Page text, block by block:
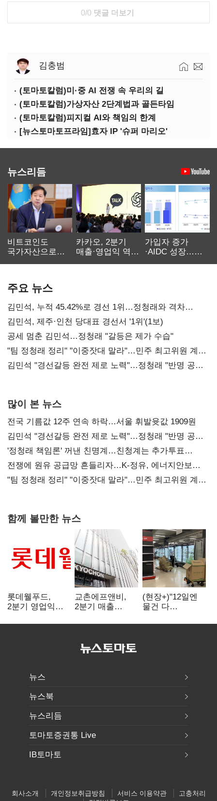
0/0 댓글 더보기
김충범
(토마토칼럼)미·중 AI 전쟁 속 우리의 길
(토마토칼럼)가상자산 2단계법과 골든타임
(토마토칼럼)피지컬 AI와 책임의 한계
[뉴스토마토프라임]효자 IP '슈퍼 마리오'
뉴스리듬
비트코인도
국가자산으로…'
카카오, 2분기
매출·영업익 역대
가입자 증가
·AIDC 성장…
주요 뉴스
김민석, 누적 45.42%로 경선 1위…정청래와 격차
0.86%p(2보)
김민석, 제주·인천 당대표 경선서 '1위'(1보)
공세 멈춘 김민석…정청래 "갈등은 제가 수습"
"팀 정청래 정리" "이중잣대 말라"…민주 최고위원 계파
다툼 격화
김민석 "경선갈등 완전 제로 노력"…정청래 "반명 공세
많이 본 뉴스
전국 기름값 12주 연속 하락…서울 휘발윳값 1909원
김민석 "경선갈등 완전 제로 노력"…정청래 "반명 공세
사과부터"
'정청래 책임론' 꺼낸 친명계…친청계는 추가투표
때리기
전쟁에 원유 공급망 흔들리자…K-정유, 에너지안보
핵심으로 재부상
"팀 정청래 정리" "이중잣대 말라"…민주 최고위원 계파
함께 볼만한 뉴스
롯데웰푸드,
2분기 영업익
사업이 실적 견인
교촌에프앤비,
2분기 매출
전년보다 4.9%↑
(현장+)"12일엔
물건 다
매대 채우며 문
뉴스
뉴스북
뉴스리듬
토마토증권통 Live
IB토마토
회사소개 개인정보취급방침 서비스 이용약관
고충처리